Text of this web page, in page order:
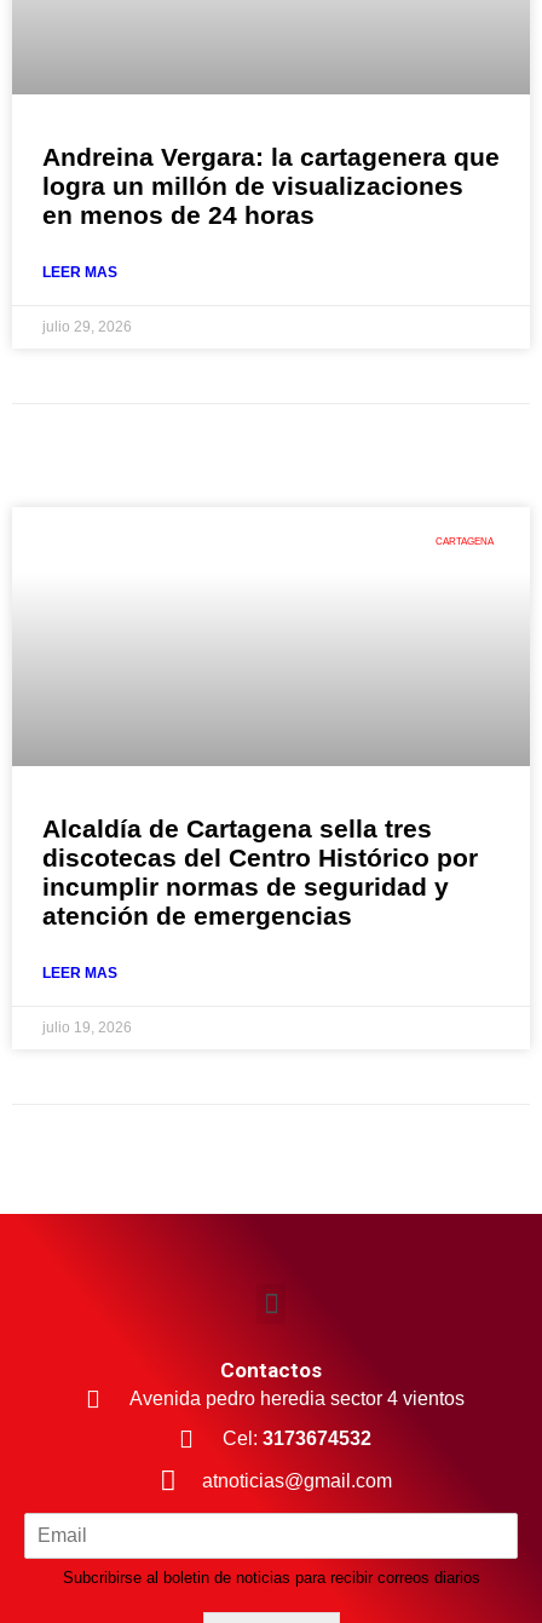
Andreina Vergara: la cartagenera que
logra un millón de visualizaciones
en menos de 24 horas
LEER MAS
julio 29, 2026
CARTAGENA
Alcaldía de Cartagena sella tres
discotecas del Centro Histórico por
incumplir normas de seguridad y
atención de emergencias
LEER MAS
julio 19, 2026
Contactos
Avenida pedro heredia sector 4 vientos
Cel: 3173674532
atnoticias@gmail.com
Subcribirse al boletin de noticias para recibir correos diarios